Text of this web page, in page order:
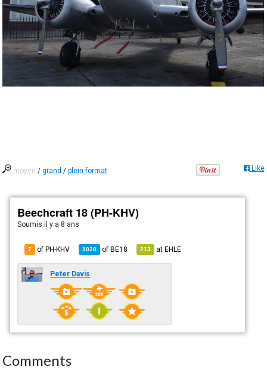
moyen /grand /plein format Like
Beechcraft 18 (PH-KHV)
Soumisil y a 8 ans
7 of PH-KHV 1028 ofBE18 213 atEHLE
Peter Davis
Comments